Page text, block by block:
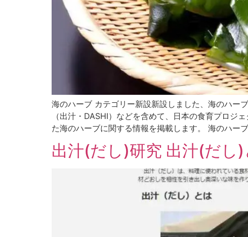
海のハーブ カテゴリー新設新設しました、海のハー
（出汁・DASHI）などを含めて、日本の食育プロジ
た海のハーブに関する情報を掲載します。 海のハー
出汁(だし)研究 出汁(だし)